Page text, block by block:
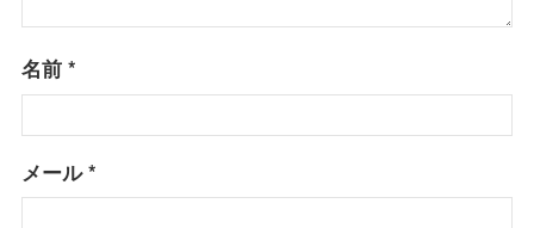
名前 *
メール*